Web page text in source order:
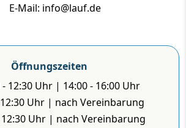
E-Mail: info@lauf.de
Öffnungszeiten
- 12:30 Uhr | 14:00 - 16:00 Uhr
Uhr | nach Vereinbarung
Uhr | nach Vereinbarung